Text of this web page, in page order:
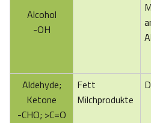
Alcohol
-OH
Aldehyde;
Ketone
-CHO; >C=O
Fett
Milchprodukte